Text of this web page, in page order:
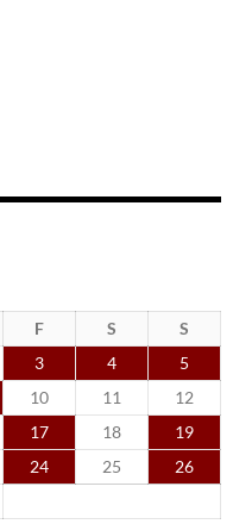
F S
S
3 4
5
10 11
12
17 18
19
24 25
26